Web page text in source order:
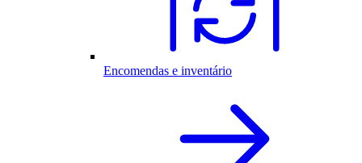
Encomendas e inventário